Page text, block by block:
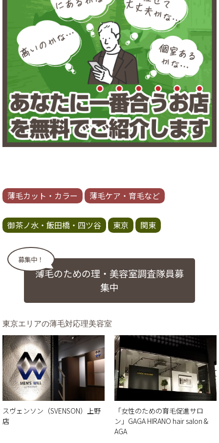
薄毛カット・カラー 薄毛ケア・育毛など
御茶ノ水・飯田橋・四ツ谷 東京 関東
募集中！
薄毛のための理・美容室調査隊員募
集中
東京エリアの薄毛対応理美容室
スヴェンソン（SVENSON）上野
店
「女性のための​育毛促進サロ
ン」GAGA HIRANO hair salon &
AGA